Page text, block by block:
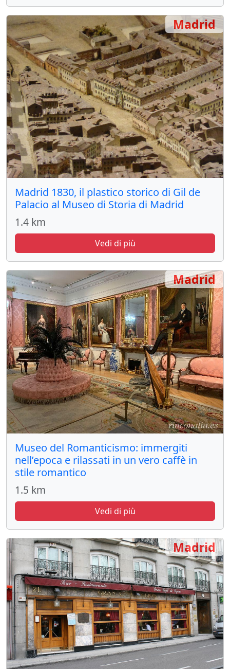
Madrid 1830, il plastico storico di Gil de
Palacio al Museo di Storia di Madrid
1.4 km
Vedi di più
Madrid
Museo del Romanticismo: immergiti
nell’epoca e rilassati in un vero caffè in
stile romantico
1.5 km
Vedi di più
Madrid
Madrid